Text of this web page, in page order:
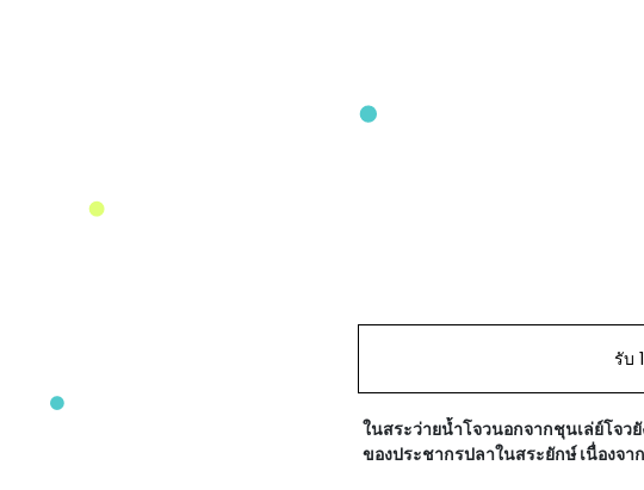
รับ
ในสระว่ายน้ำโจวนอกจากชุนเล่ย์โจว
ของประชากรปลาในสระยักษ์ เนื่องจ